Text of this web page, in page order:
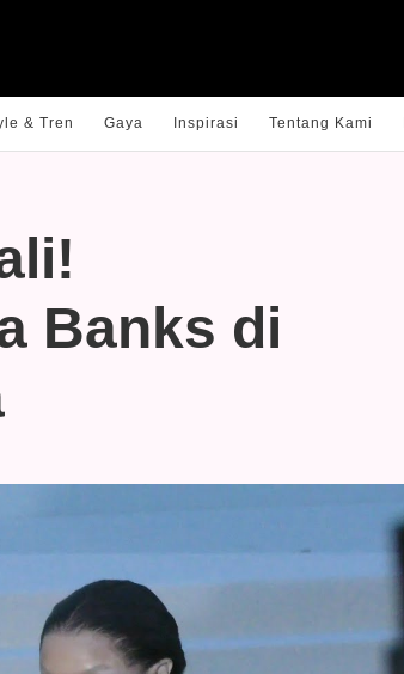
& Tren Gaya Inspirasi Tentang Kami
Banks di